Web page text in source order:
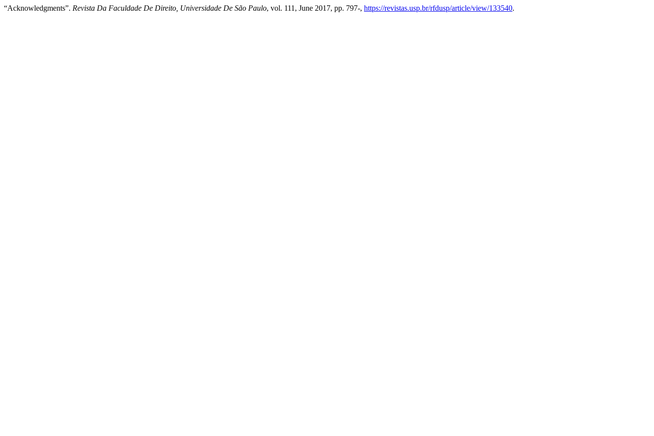
“Acknowledgments”. Revista Da Faculdade De Direito, Universidade De São Paulo, vol. 111, June 2017, pp. 797-, https://revistas.usp.br/rfdusp/article/view/133540.